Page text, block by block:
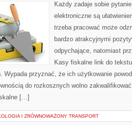
Każdy zadaje sobie
elektroniczne są
trzeba pracować może
bardzo atrakcyjnymi
odpychające, natomiast
Kasy fiskalne link do
Wypada przyznać, że ich użytkowanie
do rozkosznych wolno
[…]
I ZRÓWNOWAŻONY TRANSPORT